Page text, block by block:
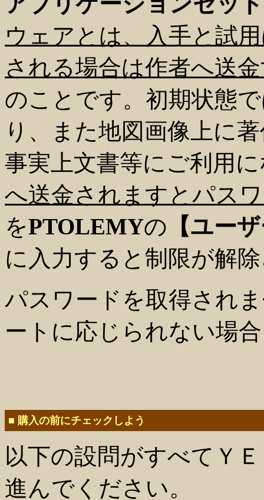
ウェアとは、入手と試
される場合は作者へ送
のことです。初期状態
り、また地図画像上に
事実上文書等にご利用
へ送金されますとパス
をPTOLEMYの 【ユー
に入力すると制限が解
パスワードを取得され
ートに応じられない場
■ 購入の前にチェックしよう
以下の設問がすべてＹ
進んでください。